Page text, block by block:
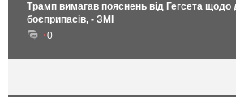
Трамп вимагав пояснень від Гегсета щодо
боєприпасів, - ЗМІ
0